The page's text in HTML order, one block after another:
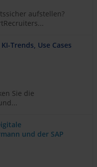
aufstellen?
Trends, Use Cases
Sie die
und der SAP